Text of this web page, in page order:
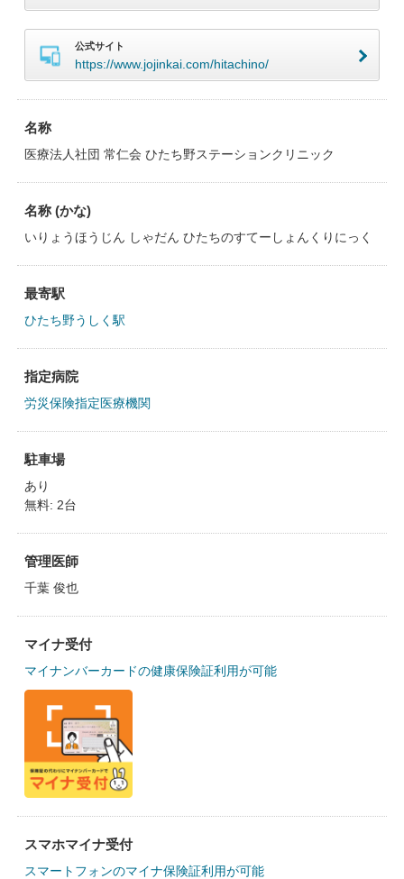
公式サイト
https://www.jojinkai.com/hitachino/
名称
医療法人社団 常仁会 ひたち野ステーションクリニック
名称 (かな)
いりょうほうじん しゃだん ひたちのすてーしょんくりにっく
最寄駅
ひたち野うしく駅
指定病院
労災保険指定医療機関
駐車場
あり
無料: 2台
管理医師
千葉 俊也
マイナ受付
マイナンバーカードの健康保険証利用が可能
スマホマイナ受付
スマートフォンのマイナ保険証利用が可能